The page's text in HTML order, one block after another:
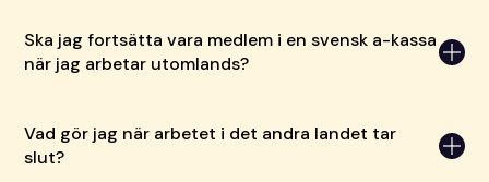
Ska jag fortsätta vara medlem i en svensk a-kassa
när jag arbetar utomlands?
Vad gör jag när arbetet i det andra landet tar
slut?